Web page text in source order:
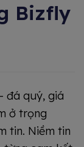
Bizfly
đá quý, giá
ở trọng
tin. Niềm tin